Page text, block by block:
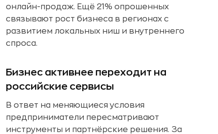
онлайн-продаж. Ещё 21% опрошенных
связывают рост бизнеса в регионах с
развитием локальных ниш и внутреннего
спроса.
Бизнес активнее переходит на
российские сервисы
В ответ на меняющиеся условия
предприниматели пересматривают
инструменты и партнёрские решения. За